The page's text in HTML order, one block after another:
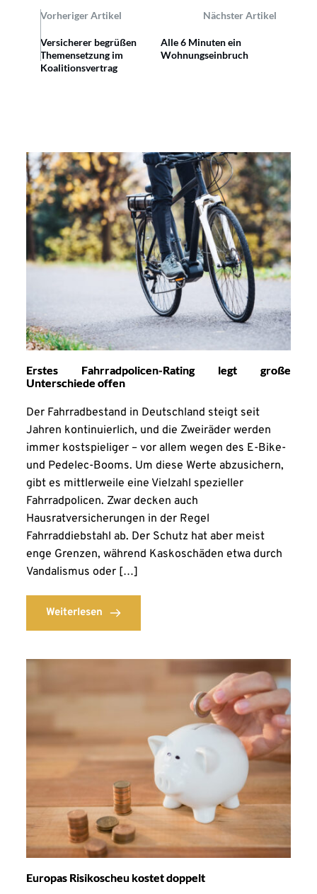
Vorheriger Artikel Nächster Artikel
Versicherer begrüßen
Themensetzung im
Koalitionsvertrag
Alle 6 Minuten ein
Wohnungseinbruch
Erstes Fahrradpolicen-Rating legt große
Unterschiede offen
Der Fahrradbestand in Deutschland steigt seit
Jahren kontinuierlich, und die Zweiräder werden
immer kostspieliger – vor allem wegen des E-Bike-
und Pedelec-Booms. Um diese Werte abzusichern,
gibt es mittlerweile eine Vielzahl spezieller
Fahrradpolicen. Zwar decken auch
Hausratversicherungen in der Regel
Fahrraddiebstahl ab. Der Schutz hat aber meist
enge Grenzen, während Kaskoschäden etwa durch
Vandalismus oder […]
Weiterlesen
Europas Risikoscheu kostet doppelt